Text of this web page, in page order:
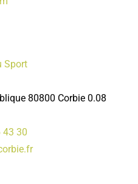
Sport
80800 Corbie 0.08
43 30